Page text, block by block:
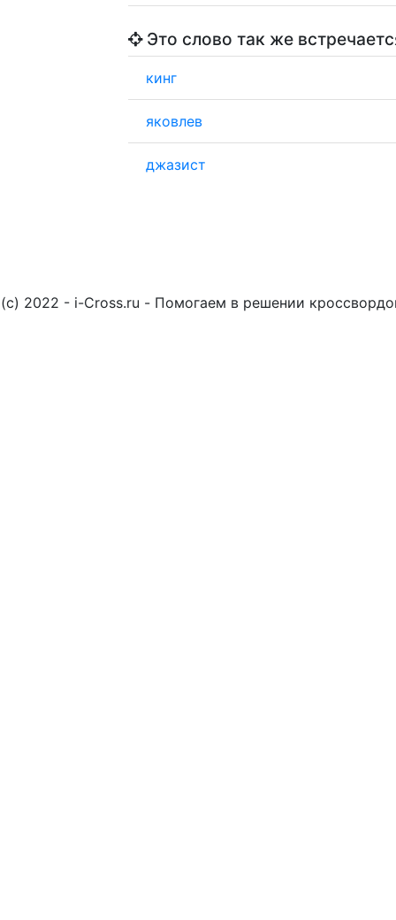
Это слово так же
кинг
яковлев
джазист
(c) 2022 - i-Cross.ru - Помогаем в решении